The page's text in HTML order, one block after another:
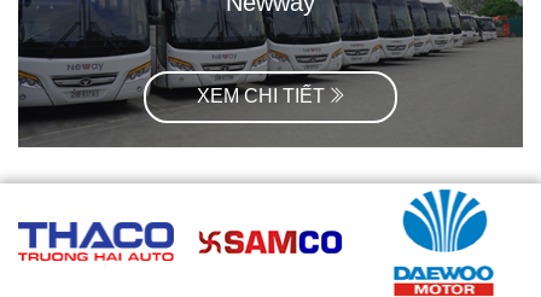
XEM CHI TIẾT